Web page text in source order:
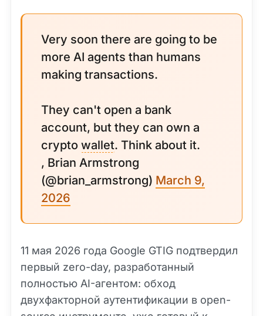
Very soon there are going to be
more AI agents than humans
making transactions.
They can't open a bank
account, but they can own a
crypto wallet. Think about it.
, Brian Armstrong
(@brian_armstrong) March 9,
2026
11 мая 2026 года Google GTIG подтвердил
первый zero-day, разработанный
полностью AI-агентом: обход
двухфакторной аутентификации в open-